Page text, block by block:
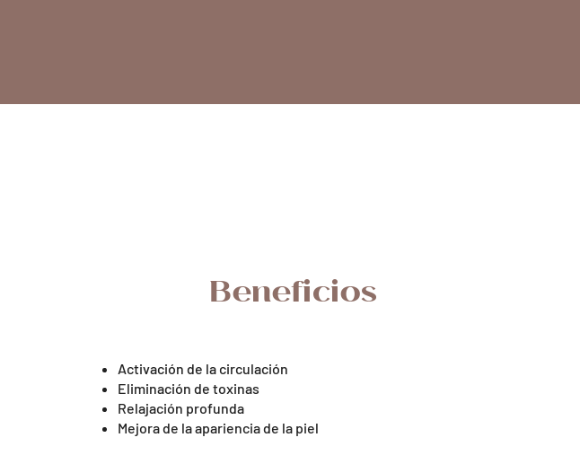
Beneficios
Activación de la circulación
Eliminación de toxinas
Relajación profunda
Mejora de la apariencia de la piel